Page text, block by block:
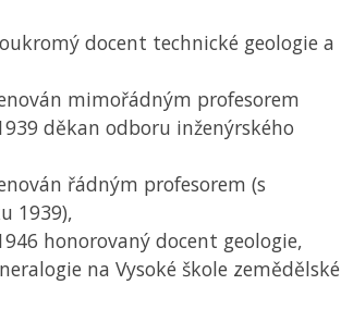
docent technické geologie a
mimořádným profesorem
děkan odboru inženýrského
řádným profesorem (s
1939),
honorovaný docent geologie,
na Vysoké škole zemědělské